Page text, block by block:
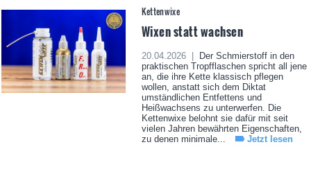
Kettenwixe
Wixen statt wachsen
20.04.2026 |
Der Schmierstoff in den
praktischen Tropfflaschen spricht all jene
an, die ihre Kette klassisch pflegen
wollen, anstatt sich dem Diktat
umständlichen Entfettens und
Heißwachsens zu unterwerfen. Die
Kettenwixe belohnt sie dafür mit seit
vielen Jahren bewährten Eigenschaften,
zu denen minimale...
Jetzt lesen